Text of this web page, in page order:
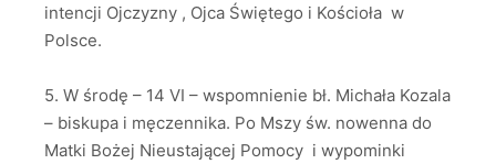
intencji Ojczyzny , Ojca Świętego i Kościoła w
Polsce.
5. W środę – 14 VI – wspomnienie bł. Michała Kozala
– biskupa i męczennika. Po Mszy św. nowenna do
Matki Bożej Nieustającej Pomocy i wypominki